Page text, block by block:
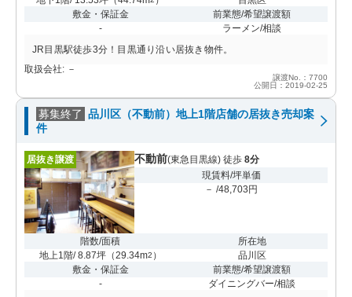
敷金・保証金
-
前業態/希望譲渡額
ラーメン/相談
JR目黒駅徒歩3分！目黒通り沿い居抜き物件。
取扱会社: －
譲渡No.：7700
公開日：2019-02-25
募集終了 品川区（不動前）地上1階店舗の居抜き売却案
件
居抜き譲渡 不動前(東急目黒線) 徒歩 8分
現賃料/坪単価
－ /48,703円
階数/面積
地上1階/ 8.87坪（29.34m2 ）
所在地
品川区
敷金・保証金
-
前業態/希望譲渡額
ダイニングバー/相談